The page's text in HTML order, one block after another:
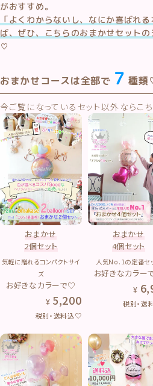
がおすすめ。
「よくわからないし、なにか喜ばれ
ば、ぜひ、こちらのおまかせセット
♡
おまかせコースは全部で ７ 種類
今ご覧になっているセット以外ならこち
おまかせ
2個セット
気軽に贈れるコンパクトサイ
ズ
お好きなカラーで♡
5,200
税別・送料込♡
おまかせ
4個セット
人気No.1の定番セ
お好きなカラー
税別・送